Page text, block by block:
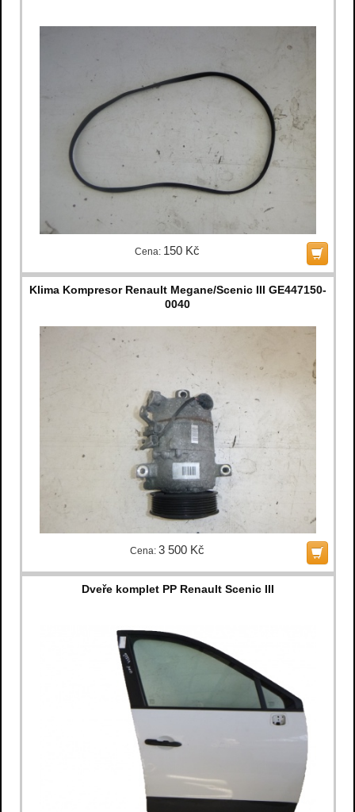
Cena: 150 Kč
Klima Kompresor Renault Megane/Scenic III GE447150-
0040
Cena: 3 500 Kč
Dveře komplet PP Renault Scenic III